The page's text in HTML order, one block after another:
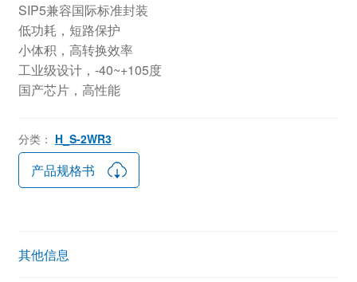
SIP5兼容国际标准封装
低功耗，短路保护
小体积，高转换效率
工业级设计，-40~+105度
国产芯片，高性能
分类： H_S-2WR3
产品规格书
其他信息